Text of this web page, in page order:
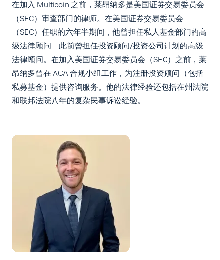
在加入 Multicoin 之前，莱昂纳多是美国证券交易委员会
（SEC）审查部门的律师。在美国证券交易委员会
（SEC）任职的六年半期间，他曾担任私人基金部门的高
级法律顾问，此前曾担任投资顾问/投资公司计划的高级
法律顾问。在加入美国证券交易委员会（SEC）之前，莱
昂纳多曾在 ACA 合规小组工作，为注册投资顾问（包括
私募基金）提供咨询服务。他的法律经验还包括在州法院
和联邦法院八年的复杂民事诉讼经验。